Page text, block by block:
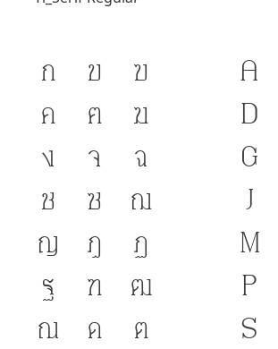
ก ข
ฃ
ค
ฅ
ฆ
ง
จ
ฉ
ช
ซ
ฌ
ญ
ฎ
ฏ
ฐ
ฑ
ฒ
ณ
ด
ต
A
D
G
J
M
P
S